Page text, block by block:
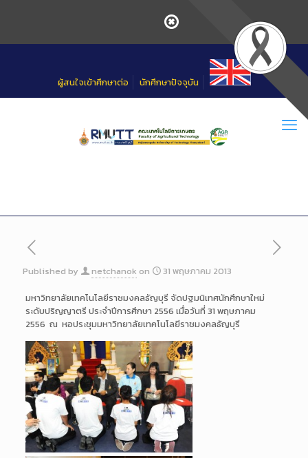
ผู้สนใจเข้าศึกษาต่อ นักศึกษาปัจจุบัน
Published by netchanok on 31 พฤษภาคม 2013
มหาวิทยาลัยเทคโนโลยีราชมงคลธัญบุรี จัดปฐมนิเทศนักศึกษาใหม่
ระดับปริญญาตรี ประจำปีการศึกษา 2556 เมื่อวันที่ 31 พฤษภาคม
2556 ณ หอประชุมมหาวิทยาลัยเทคโนโลยีราชมงคลธัญบุรี